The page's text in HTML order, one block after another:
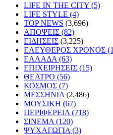
LIFE IN THE CITY (5)
LIFE STYLE (4)
TOP NEWS (3,696)
ΑΠΟΨΕΙΣ (82)
ΕΙΔΗΣΕΙΣ (3,225)
ΕΛΕΥΘΕΡΟΣ ΧΡΟΝΟΣ
ΕΛΛΑΔΑ (63)
ΕΠΙΧΕΙΡΗΣΕΙΣ (15)
ΘΕΑΤΡΟ (56)
ΚΟΣΜΟΣ (7)
ΜΕΣΣΗΝΙΑ (2,486)
ΜΟΥΣΙΚΗ (67)
ΠΕΡΙΦΕΡΕΙΑ (718)
ΣΙΝΕΜΑ (120)
ΨΥΧΑΓΩΓΙΑ (3)